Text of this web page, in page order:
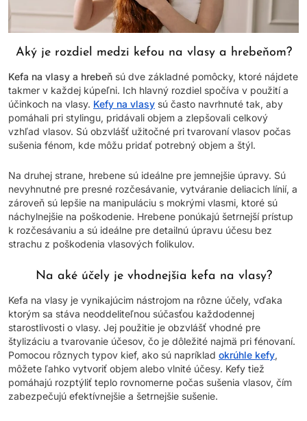
Aký je rozdiel medzi kefou na vlasy a hrebeňom?
Kefa na vlasy a hrebeň sú dve základné pomôcky, ktoré nájdete
takmer v každej kúpeľni. Ich hlavný rozdiel spočíva v použití a
účinkoch na vlasy. Kefy na vlasy sú často navrhnuté tak, aby
pomáhali pri stylingu, pridávali objem a zlepšovali celkový
vzhľad vlasov. Sú obzvlášť užitočné pri tvarovaní vlasov počas
sušenia fénom, kde môžu pridať potrebný objem a štýl.
Na druhej strane, hrebene sú ideálne pre jemnejšie úpravy. Sú
nevyhnutné pre presné rozčesávanie, vytváranie deliacich línií, a
zároveň sú lepšie na manipuláciu s mokrými vlasmi, ktoré sú
náchylnejšie na poškodenie. Hrebene ponúkajú šetrnejší prístup
k rozčesávaniu a sú ideálne pre detailnú úpravu účesu bez
strachu z poškodenia vlasových folikulov.
Na aké účely je vhodnejšia kefa na vlasy?
Kefa na vlasy je vynikajúcim nástrojom na rôzne účely, vďaka
ktorým sa stáva neoddeliteľnou súčasťou každodennej
starostlivosti o vlasy. Jej použitie je obzvlášť vhodné pre
štylizáciu a tvarovanie účesov, čo je dôležité najmä pri fénovaní.
Pomocou rôznych typov kief, ako sú napríklad okrúhle kefy,
môžete ľahko vytvoriť objem alebo vlnité účesy. Kefy tiež
pomáhajú rozptýliť teplo rovnomerne počas sušenia vlasov, čím
zabezpečujú efektívnejšie a šetrnejšie sušenie.